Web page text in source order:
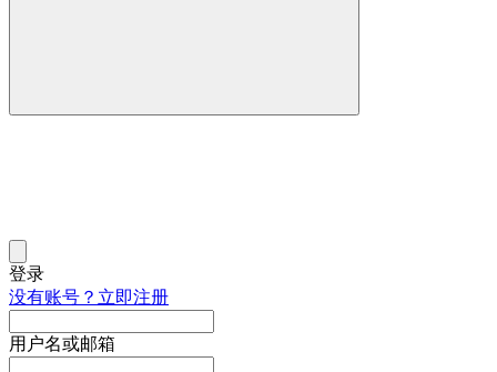
登录
没有账号？立即注册
用户名或邮箱